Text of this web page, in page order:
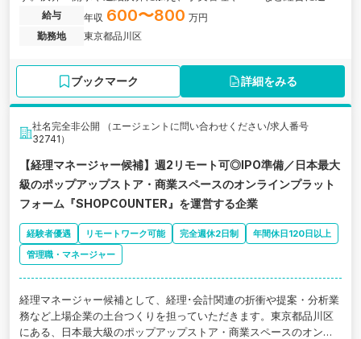
会計業務を担います。
給与 年収 600〜800 万円
勤務地
東京都品川区
ブックマーク 詳細をみる
社名完全非公開 （エージェントに問い合わせください/求人番号
32741）
【経理マネージャー候補】週2リモート可◎IPO準備／日本最大
級のポップアップストア・商業スペースのオンラインプラット
フォーム『SHOPCOUNTER』を運営する企業
経験者優遇 リモートワーク可能 完全週休2日制
年間休日120日以上
管理職・マネージャー
経理マネージャー候補として、経理･会計関連の折衝や提案・分析業
務など上場企業の土台つくりを担っていただきます。東京都品川区
にある、日本最大級のポップアップストア・商業スペースのオンラ